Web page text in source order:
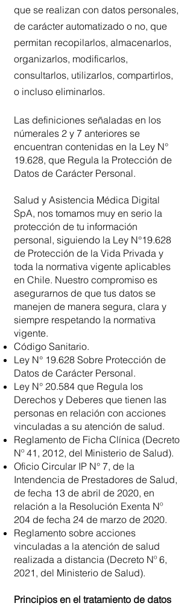
que se realizan con datos personales,
de carácter automatizado o no, que
permitan recopilarlos, almacenarlos,
organizarlos, modificarlos,
consultarlos, utilizarlos, compartirlos,
o incluso eliminarlos.
Las definiciones señaladas en los
númerales 2 y 7 anteriores se
encuentran contenidas en la Ley N°
19.628, que Regula la Protección de
Datos de Carácter Personal.
Salud y Asistencia Médica Digital
SpA, nos tomamos muy en serio la
protección de tu información
personal, siguiendo la Ley N°19.628
de Protección de la Vida Privada y
toda la normativa vigente aplicables
en Chile. Nuestro compromiso es
asegurarnos de que tus datos se
manejen de manera segura, clara y
siempre respetando la normativa
vigente.
Código Sanitario.
Ley N° 19.628 Sobre Protección de
Datos de Carácter Personal.
Ley N° 20.584 que Regula los
Derechos y Deberes que tienen las
personas en relación con acciones
vinculadas a su atención de salud.
Reglamento de Ficha Clínica (Decreto
Nº 41, 2012, del Ministerio de Salud).
Oficio Circular IP N° 7, de la
Intendencia de Prestadores de Salud,
de fecha 13 de abril de 2020, en
relación a la Resolución Exenta Nº
204 de fecha 24 de marzo de 2020.
Reglamento sobre acciones
vinculadas a la atención de salud
realizada a distancia (Decreto Nº 6,
2021, del Ministerio de Salud).
Principios en el tratamiento de datos